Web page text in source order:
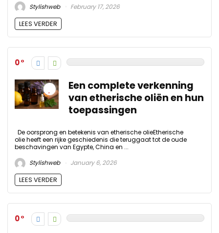
Stylishweb
February 17, 2026
LEES VERDER
0
Een complete verkenning
van etherische oliën en hun
toepassingen
De oorsprong en betekenis van etherische olieEtherische
olie heeft een rijke geschiedenis die teruggaat tot de oude
beschavingen van Egypte, China en ...
Stylishweb
January 6, 2026
LEES VERDER
0